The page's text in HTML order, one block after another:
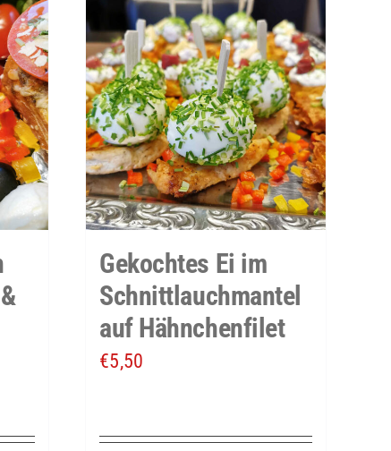
Gekochtes Ei im
Schnittlauchmantel
auf Hähnchenfilet
€5,50